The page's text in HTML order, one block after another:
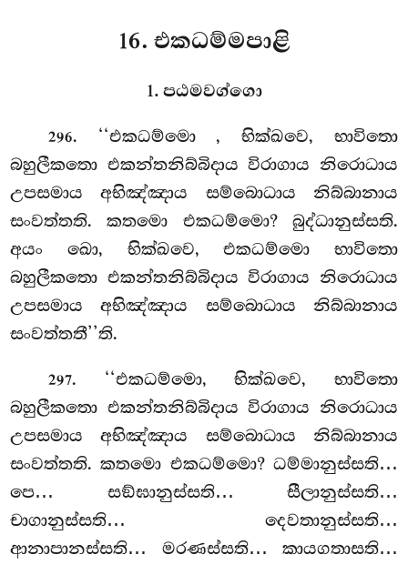
16. එකධම්මපාළි
1. පඨමවග්ගො
296. ‘‘එකධම්මො, භික්ඛවෙ, භාවිතො
බහුලීකතො එකන්තනිබ්බිදාය විරාගාය නිරොධාය
උපසමාය අභිඤ්ඤාය සම්බොධාය නිබ්බානාය
සංවත්තති. කතමො එකධම්මො? බුද්ධානුස්සති.
අයං ඛො, භික්ඛවෙ, එකධම්මො භාවිතො
බහුලීකතො එකන්තනිබ්බිදාය විරාගාය නිරොධාය
උපසමාය අභිඤ්ඤාය සම්බොධාය නිබ්බානාය
සංවත්තතී’’ති.
297. ‘‘එකධම්මො, භික්ඛවෙ, භාවිතො
බහුලීකතො එකන්තනිබ්බිදාය විරාගාය නිරොධාය
උපසමාය අභිඤ්ඤාය සම්බොධාය නිබ්බානාය
සංවත්තති. කතමො එකධම්මො? ධම්මානුස්සති…
පෙ… සඞ්ඝානුස්සති… සීලානුස්සති…
චාගානුස්සති… දෙවතානුස්සති…
ආනාපානස්සති… මරණස්සති… කායගතාසති…